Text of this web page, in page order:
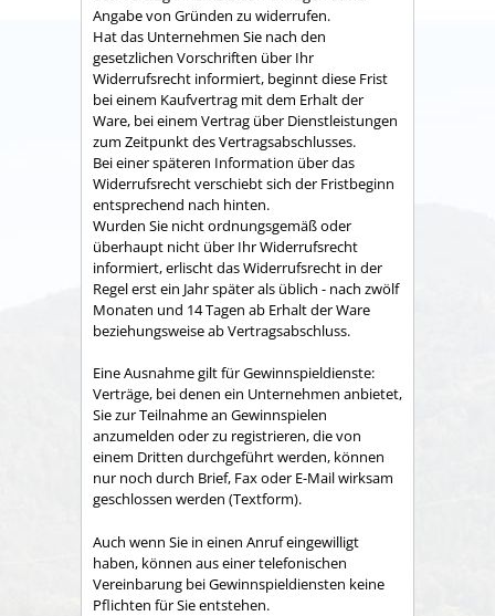
Angabe von Gründen zu widerrufen.
Hat das Unternehmen Sie nach den
gesetzlichen Vorschriften über Ihr
Widerrufsrecht informiert, beginnt diese Frist
bei einem Kaufvertrag mit dem Erhalt der
Ware, bei einem Vertrag über Dienstleistungen
zum Zeitpunkt des Vertragsabschlusses.
Bei einer späteren Information über das
Widerrufsrecht verschiebt sich der Fristbeginn
entsprechend nach hinten.
Wurden Sie nicht ordnungsgemäß oder
überhaupt nicht über Ihr Widerrufsrecht
informiert, erlischt das Widerrufsrecht in der
Regel erst ein Jahr später als üblich - nach zwölf
Monaten und 14 Tagen ab Erhalt der Ware
beziehungsweise ab Vertragsabschluss.
Eine Ausnahme gilt für Gewinnspieldienste:
Verträge, bei denen ein Unternehmen anbietet,
Sie zur Teilnahme an Gewinnspielen
anzumelden oder zu registrieren, die von
einem Dritten durchgeführt werden, können
nur noch durch Brief, Fax oder E-Mail wirksam
geschlossen werden (Textform).
Auch wenn Sie in einen Anruf eingewilligt
haben, können aus einer telefonischen
Vereinbarung bei Gewinnspieldiensten keine
Pflichten für Sie entstehen.